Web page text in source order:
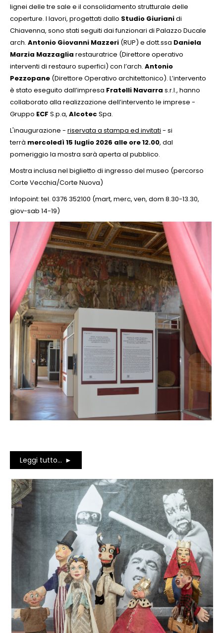
lignei delle tre sale e il consolidamento strutturale delle
coperture. I lavori, progettati dallo Studio Giurianidi
Chiavenna, sono stati seguiti dai funzionari di Palazzo Ducale
arch. Antonio Giovanni Mazzeri (RUP) e dott.ssa Daniela
Marzia Mazzaglia restauratrice (Direttore operativo
interventi di restauro superfici) con l’arch. Antonio
Pezzopane (Direttore Operativo architettonico). L’intervento
è stato eseguito dall’impresa Fratelli Navarra s.r.l., hanno
collaborato alla realizzazione dell’intervento le imprese -
Gruppo ECF S.p.a, Alcotec Spa.
L'inaugurazione - riservata a stampa ed invitati - si
terrà mercoledì 15 luglio 2026 alle ore 12.00, dal
pomeriggio la mostra sarà aperta al pubblico.
Mostra inclusa nel biglietto di ingresso del museo (percorso
Corte Vecchia/Corte Nuova)
Infopoint: tel. 0376 352100 (mart, merc, ven, dom 8.30-13.30,
giov-sab 14-19)
Leggi tutto...